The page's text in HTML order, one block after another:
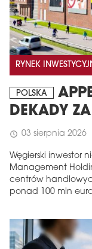
RYNEK
POLSKA
DEKADY
schedule 03 sierpnia 2026
Węgierski inwestor
Management
centrów
ponad 100 mln